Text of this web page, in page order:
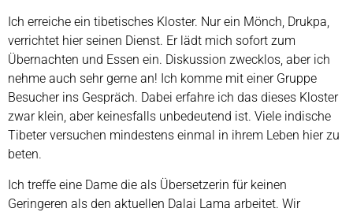
Ich erreiche ein tibetisches Kloster. Nur ein Mönch, Drukpa,
verrichtet hier seinen Dienst. Er lädt mich sofort zum
Übernachten und Essen ein. Diskussion zwecklos, aber ich
nehme auch sehr gerne an! Ich komme mit einer Gruppe
Besucher ins Gespräch. Dabei erfahre ich das dieses Kloster
zwar klein, aber keinesfalls unbedeutend ist. Viele indische
Tibeter versuchen mindestens einmal in ihrem Leben hier zu
beten.
Ich treffe eine Dame die als Übersetzerin für keinen
Geringeren als den aktuellen Dalai Lama arbeitet. Wir